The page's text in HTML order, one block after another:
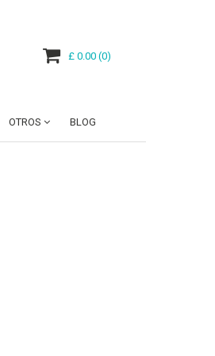
£ 0.00 (0)
OTROS BLOG